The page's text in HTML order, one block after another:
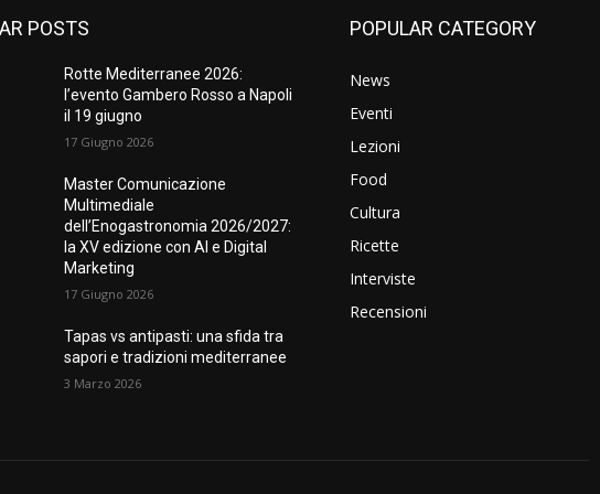
POSTS
Rotte Mediterranee 2026:
l’evento Gambero Rosso a Napoli
il 19 giugno
17 Giugno 2026
Master Comunicazione
Multimediale
dell’Enogastronomia 2026/2027:
la XV edizione con AI e Digital
Marketing
17 Giugno 2026
Tapas vs antipasti: una sfida tra
sapori e tradizioni mediterranee
3 Marzo 2026
POPULAR CATEGORY
News
Eventi
Lezioni
Food
Cultura
Ricette
Interviste
Recensioni